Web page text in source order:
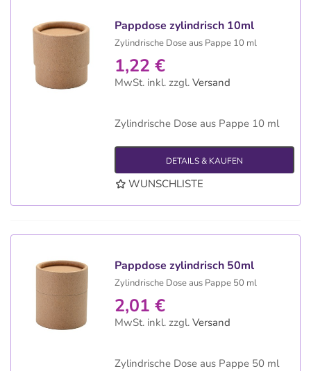
Pappdose zylindrisch 10ml
Zylindrische Dose aus Pappe 10 ml
1,22 €
MwSt. inkl. zzgl. Versand
Zylindrische Dose aus Pappe 10 ml
DETAILS & KAUFEN
WUNSCHLISTE
Pappdose zylindrisch 50ml
Zylindrische Dose aus Pappe 50 ml
2,01 €
MwSt. inkl. zzgl. Versand
Zylindrische Dose aus Pappe 50 ml